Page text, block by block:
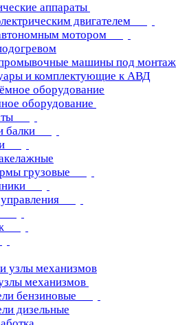
аппараты
двигателем
мотором
машины под монтаж
и комплектующие к АВД
оборудование
балки
грузовые
механизмов
бензиновые
дизельные